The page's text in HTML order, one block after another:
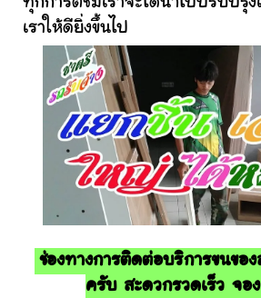
เราให้ดียิ่งขึ้นไป
ช่องทางการติดต่อบริการขนขอ
ครับ สะดวกรวดเร็ว จอ